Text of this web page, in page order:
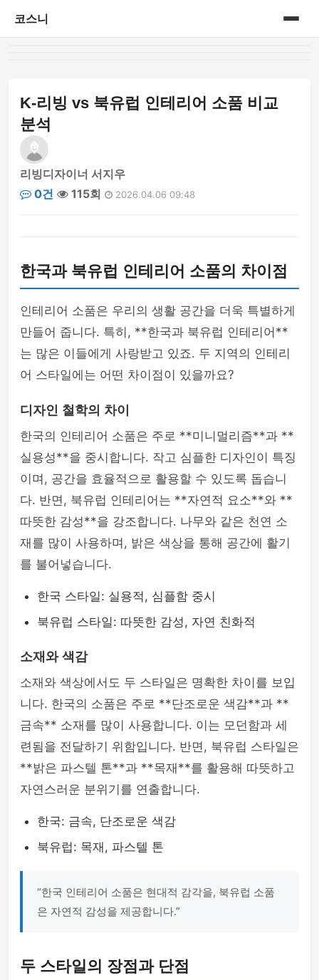
코스니
K-리빙 vs 북유럽 인테리어 소품 비교
분석
리빙디자이너 서지우
0건
115회 2026.04.06 09:48
한국과 북유럽 인테리어 소품의 차이점
인테리어 소품은 우리의 생활 공간을 더욱 특별하게
만들어 줍니다. 특히, **한국과 북유럽 인테리어**
는 많은 이들에게 사랑받고 있죠. 두 지역의 인테리
어 스타일에는 어떤 차이점이 있을까요?
디자인 철학의 차이
한국의 인테리어 소품은 주로 **미니멀리즘**과 **
실용성**을 중시합니다. 작고 심플한 디자인이 특징
이며, 공간을 효율적으로 활용할 수 있도록 돕습니
다. 반면, 북유럽 인테리어는 **자연적 요소**와 **
따뜻한 감성**을 강조합니다. 나무와 같은 천연 소
재를 많이 사용하며, 밝은 색상을 통해 공간에 활기
를 불어넣습니다.
한국 스타일: 실용적, 심플함 중시
북유럽 스타일: 따뜻한 감성, 자연 친화적
소재와 색감
소재와 색상에서도 두 스타일은 명확한 차이를 보입
니다. 한국의 소품은 주로 **단조로운 색감**과 **
금속** 소재를 많이 사용합니다. 이는 모던함과 세
련됨을 전달하기 위함입니다. 반면, 북유럽 스타일은
**밝은 파스텔 톤**과 **목재**를 활용해 따뜻하고
자연스러운 분위기를 연출합니다.
한국: 금속, 단조로운 색감
북유럽: 목재, 파스텔 톤
“한국 인테리어 소품은 현대적 감각을, 북유럽 소품
은 자연적 감성을 제공합니다.”
두 스타일의 장점과 단점